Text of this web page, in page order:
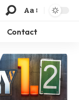
Aa
Contact